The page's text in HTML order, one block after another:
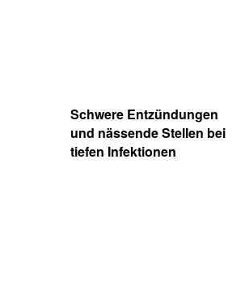
Schwere Entzündungen
und nässende Stellen bei
tiefen Infektionen